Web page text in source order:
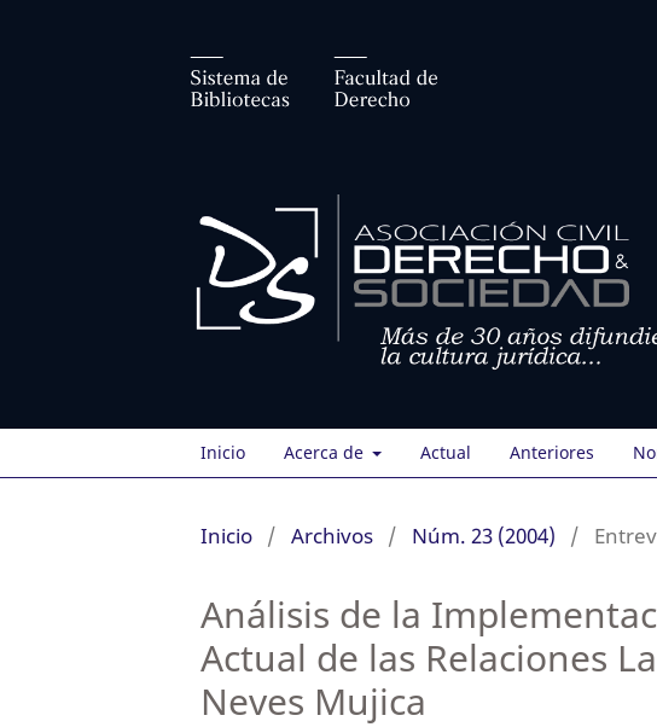
Inicio Acerca de Actual Anteriores
Inicio / Archivos / Núm. 23 (2004) /
Análisis de la
Actual de las Relaciones
Neves Mujica